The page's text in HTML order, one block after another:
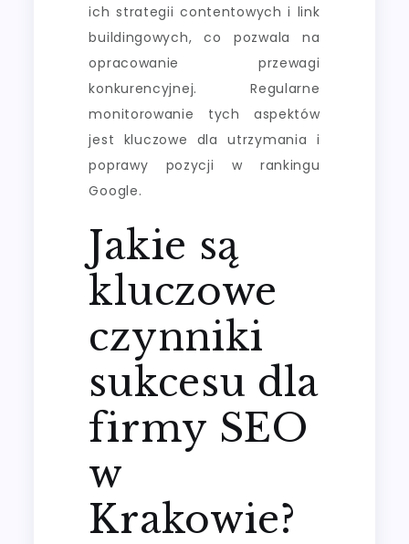
ich strategii contentowych i link
buildingowych, co pozwala na
opracowanie przewagi
konkurencyjnej. Regularne
monitorowanie tych aspektów
jest kluczowe dla utrzymania i
poprawy pozycji w rankingu
Google.
Jakie są
kluczowe
czynniki
sukcesu dla
firmy SEO
w
Krakowie?